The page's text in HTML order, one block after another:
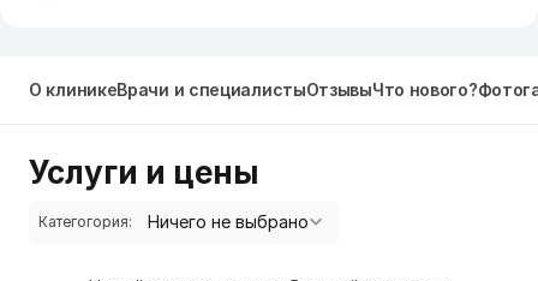
О клиникеВрачи и специалистыОтзывыЧто нового?
Услуги и цены
Категогория: